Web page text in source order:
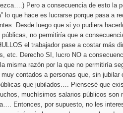
Pero a consecuencia de esto la
lo que hace es lucrarse porque pasa a
Desde luego que si yo pudiera
no permitiría que a
el trabajador pase a costar más
etc. Derecho SI, lucro NO a
misma razón por la que no permitiría
contados a personas que, sin jubilar
que jubilados…. Piensesé que
muchísimos salarios públicos son
Entonces, por supuesto, no les